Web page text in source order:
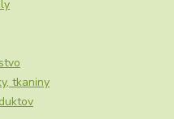
tkaniny